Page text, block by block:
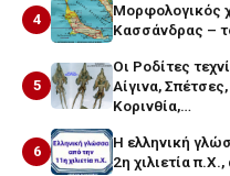
4
Μορφολογικός
Κασσάνδρας –
5
Οι Ροδίτες
Αίγινα,
Κορινθία,…
6
Η ελληνική
2η χιλιετία